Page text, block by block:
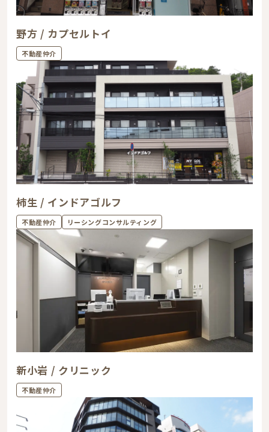
野方 / カプセルトイ
不動産仲介
柿生 / インドアゴルフ
不動産仲介 リーシングコンサルティング
新小岩 / クリニック
不動産仲介